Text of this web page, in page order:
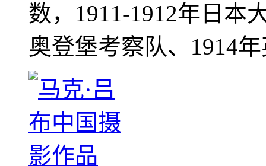
数，1911-1912年日本
奥登堡考察队、1914